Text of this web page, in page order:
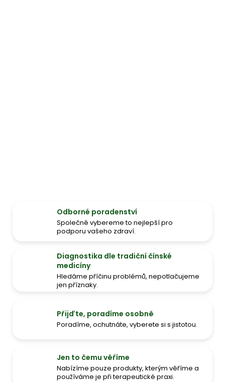
Odborné poradenství
Společně vybereme to nejlepší pro
podporu vašeho zdraví.
Diagnostika dle tradiční čínské
medicíny
Hledáme příčinu problémů, nepotlačujeme
jen příznaky.
Přijďte, poradíme osobně
Poradíme, ochutnáte, vyberete si s jistotou.
Jen to čemu věříme
Nabízíme pouze produkty, kterým věříme a
používáme je při terapeutické praxi.